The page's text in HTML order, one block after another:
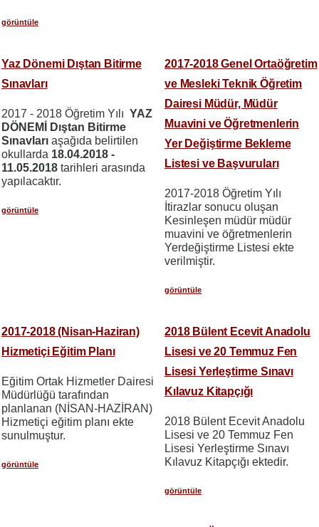
görüntüle
Yaz Dönemi Dıştan Bitirme
Sınavları
2017 - 2018 Öğretim Yılı YAZ
DÖNEMİ Dıştan Bitirme
Sınavları aşağıda belirtilen
okullarda 18.04.2018 -
11.05.2018 tarihleri arasında
yapılacaktır.
görüntüle
2017-2018 Genel Ortaöğretim
ve Mesleki Teknik Öğretim
Dairesi Müdür, Müdür
Muavini ve Öğretmenlerin
Yer Değiştirme Bekleme
Listesi ve Başvuruları
2017-2018 Öğretim Yılı
İtirazlar sonucu oluşan
Kesinleşen müdür müdür
muavini ve öğretmenlerin
Yerdeğiştirme Listesi ekte
verilmiştir.
görüntüle
2017-2018 (Nisan-Haziran)
Hizmetiçi Eğitim Planı
Eğitim Ortak Hizmetler Dairesi
Müdürlüğü tarafından
planlanan (NİSAN-HAZİRAN)
Hizmetiçi eğitim planı ekte
sunulmuştur.
görüntüle
2018 Bülent Ecevit Anadolu
Lisesi ve 20 Temmuz Fen
Lisesi Yerleştirme Sınavı
Kılavuz Kitapçığı
2018 Bülent Ecevit Anadolu
Lisesi ve 20 Temmuz Fen
Lisesi Yerleştirme Sınavı
Kılavuz Kitapçığı ektedir.
görüntüle